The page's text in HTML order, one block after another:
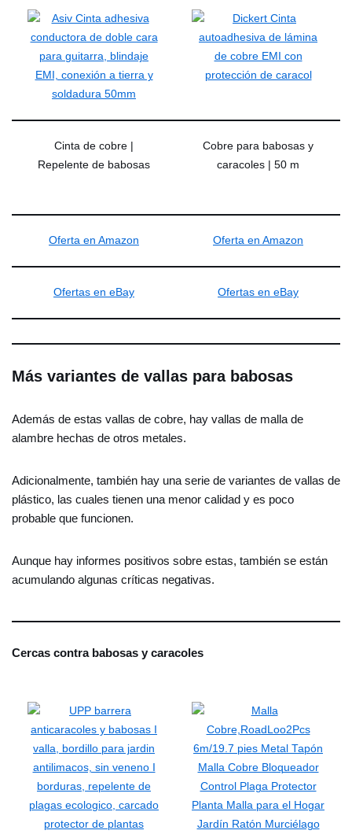
Cinta de cobre |
Repelente de babosas
Cobre para babosas y
caracoles | 50 m
Oferta en Amazon Oferta en Amazon
Ofertas en eBay Ofertas en eBay
Más variantes de vallas para babosas
Además de estas vallas de cobre, hay vallas de malla de
alambre hechas de otros metales.
Adicionalmente, también hay una serie de variantes de vallas de
plástico, las cuales tienen una menor calidad y es poco
probable que funcionen.
Aunque hay informes positivos sobre estas, también se están
acumulando algunas críticas negativas.
Cercas contra babosas y caracoles